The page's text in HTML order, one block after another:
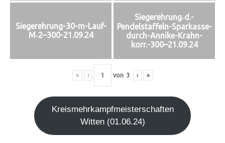
Siegerehrung-30-m-Lauf-
M‑2–300-21.09.24
Siegerehrung‑d.-
Pendelstaffeln-Sparkasse-
durch-Annike-Krahn-
korr.-300–21.09.24
« ‹ von 3 › »
Kreis­mehr­kampf­meis­ter­schaf­ten
Wit­ten (01.06.24)